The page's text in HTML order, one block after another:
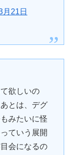
月21日
欲しいの
とは、デグ
みたいに怪
ていう展開
会になるの